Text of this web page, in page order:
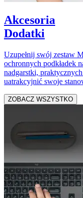
Akcesoria
Dodatki
Uzupełnij swój zestaw
ochronnych podkładek
nadgarstki,
uatrakcyjnić swoje
ZOBACZ WSZYSTKO